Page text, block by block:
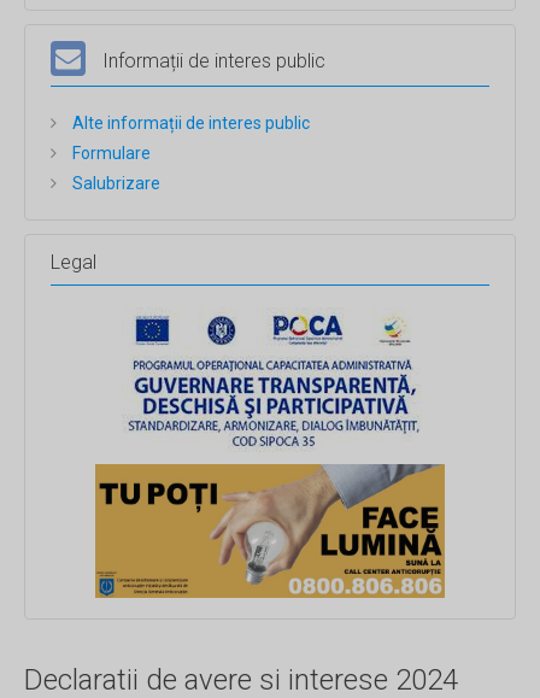
Informații de interes public
Alte informații de interes public
Formulare
Salubrizare
Legal
Declaratii de avere si interese 2024